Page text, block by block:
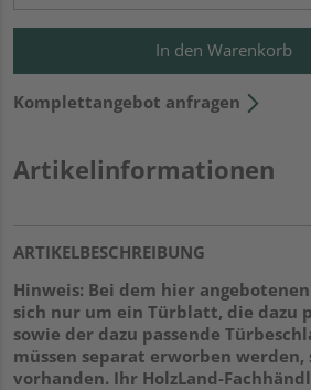
In den Warenkorb
Komplettangebot anfragen
Artikelinformationen
ARTIKELBESCHREIBUNG
Hinweis: Bei dem hier
sich nur um ein Türblatt, die dazu
sowie der dazu passende
müssen separat erworben
vorhanden. Ihr HolzLand-